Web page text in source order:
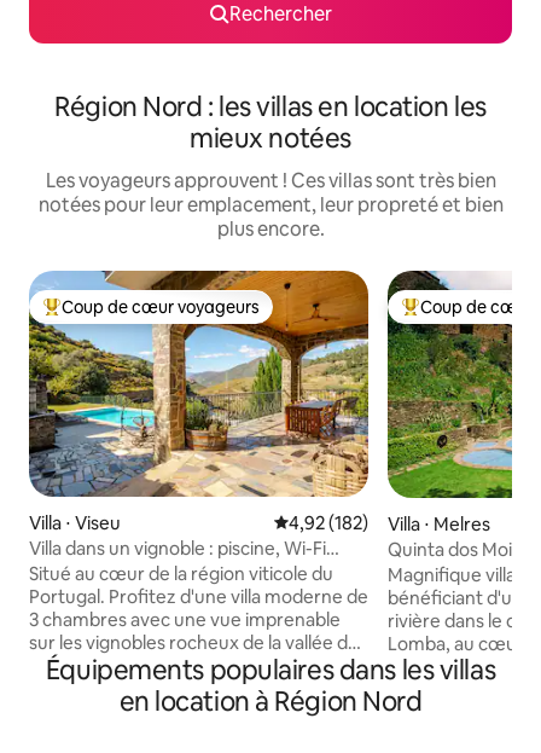
Rechercher
Région Nord : les villas en location les
mieux notées
Les voyageurs approuvent ! Ces villas sont très bien
notées pour leur emplacement, leur propreté et bien
plus encore.
Coups de cœur voyageurs les plus appréciés
Coup de cœur voyageurs
Villa ⋅ Viseu Évaluation moyenne sur la
4,92 (182)
Villa dans un vignoble : piscine, Wi-Fi
rapide, dans le Douro central
Situé au cœur de la région viticole du
Portugal. Profitez d'une villa moderne de
3 chambres avec une vue imprenable
sur les vignobles rocheux de la vallée du
Douro. Rafraîchissez-vous avec la
piscine naturelle fraîche et la douche
extérieure. Détendez-vous sur le patio
Coups de cœur
Coup de cœur
Villa ⋅ Melres
Quinta dos
Magnifique villa
bénéficiant d'une
rivière dans le
Lomba, au cœur
environnantes.
par de
pavés,
Équipements populaires dans les villas
en location à Région Nord